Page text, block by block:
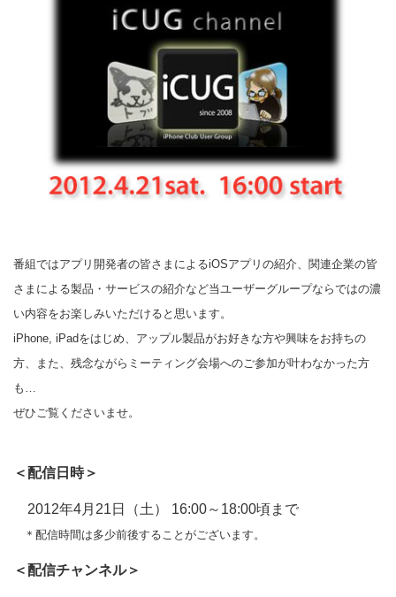
番組ではアプリ開発者の皆さまによるiOSアプリの紹介、関連企業の皆
さまによる製品・サービスの紹介など当ユーザーグループならではの濃
い内容をお楽しみいただけると思います。
iPhone, iPadをはじめ、アップル製品がお好きな方や興味をお持ちの
方、また、残念ながらミーティング会場へのご参加が叶わなかった方
も…
ぜひご覧くださいませ。
＜配信日時＞
2012年4月21日（土） 16:00～18:00頃まで
＊配信時間は多少前後することがございます。
＜配信チャンネル＞